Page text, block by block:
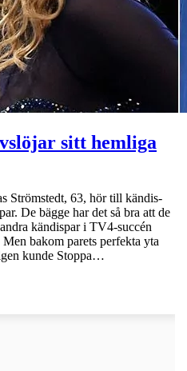
sitt hemliga
Strömstedt, 63, hör till kändis-
De bägge har det så bra att de
kändispar i TV4-succén
bakom parets perfekta yta
kunde Stoppa…